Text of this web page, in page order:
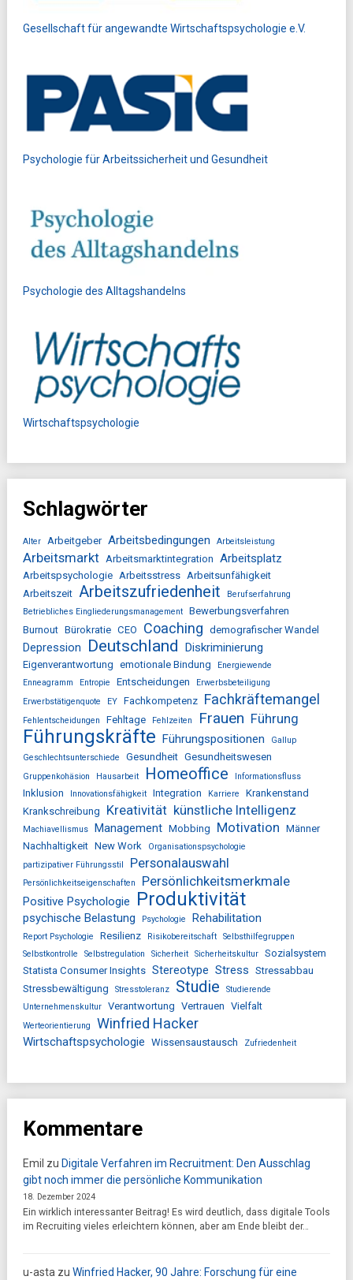
Gesellschaft für angewandte Wirtschaftspsychologie e.V.
Psychologie für Arbeitssicherheit und Gesundheit
Psychologie des Alltagshandelns
Wirtschaftspsychologie
Schlagwörter
Alter Arbeitgeber Arbeitsbedingungen Arbeitsleistung
Arbeitsmarkt Arbeitsmarktintegration Arbeitsplatz
Arbeitspsychologie Arbeitsstress
Arbeitsunfähigkeit
Arbeitszeit
Arbeitszufriedenheit
Berufserfahrung
Betriebliches Eingliederungsmanagement
Bewerbungsverfahren
Burnout Bürokratie CEO Coaching demografischer Wandel
Depression Deutschland Diskriminierung
Eigenverantwortung emotionale Bindung
Energiewende
Enneagramm
Entropie Entscheidungen
Erwerbsbeteiligung
Erwerbstätigenquote
EY Fachkompetenz Fachkräftemangel
Fehlentscheidungen Fehltage Fehlzeiten Frauen Führung
Führungskräfte Führungspositionen
Gallup
Geschlechtsunterschiede
Gesundheit Gesundheitswesen
Gruppenkohäsion Hausarbeit Homeoffice Informationsfluss
Inklusion Innovationsfähigkeit Integration Karriere
Krankenstand
Krankschreibung
Kreativität künstliche Intelligenz
Machiavellismus Management Mobbing Motivation Männer
Nachhaltigkeit New Work
Organisationspsychologie
partizipativer Führungsstil
Personalauswahl
Persönlichkeitseigenschaften Persönlichkeitsmerkmale
Positive Psychologie Produktivität
psychische Belastung Psychologie Rehabilitation
Report Psychologie Resilienz Risikobereitschaft
Selbsthilfegruppen
Selbstkontrolle
Selbstregulation Sicherheit Sicherheitskultur
Sozialsystem
Statista Consumer Insights Stereotype Stress Stressabbau
Stressbewältigung
Stresstoleranz Studie
Studierende
Unternehmenskultur
Verantwortung Vertrauen Vielfalt
Werteorientierung Winfried Hacker
Wirtschaftspsychologie Wissensaustausch Zufriedenheit
Kommentare
Emil zu Digitale Verfahren im Recruitment: Den Ausschlag
gibt noch immer die persönliche Kommunikation
18. Dezember 2024
Ein wirklich interessanter Beitrag! Es wird deutlich, dass digitale Tools
im Recruiting vieles erleichtern können, aber am Ende bleibt der…
u-asta zu Winfried Hacker, 90 Jahre: Forschung für eine